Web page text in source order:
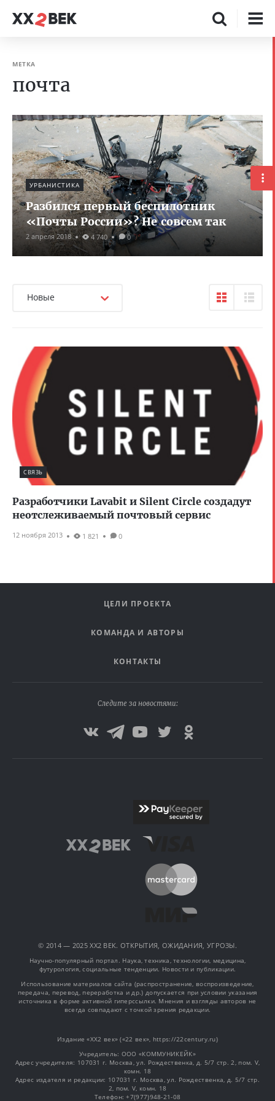
МЕТКА
почта
УРБАНИСТИКА
Разбился первый беспилотник
«Почты России»? Не совсем так
2 апреля 2018 4 740 0
Новые
СВЯЗЬ
Разработчики Lavabit и Silent Circle создадут
неотслеживаемый почтовый сервис
12 ноября 2013 1 821 0
ЦЕЛИ ПРОЕКТА
КОМАНДА И АВТОРЫ
КОНТАКТЫ
Следите за новостями:
© 2014 — 2025 XX2 ВЕК. ОТКРЫТИЯ, ОЖИДАНИЯ, УГРОЗЫ.
Научно-популярный портал. Наука, техника, технологии, медицина,
футурология, социальные тенденции. Новости и публикации.
Использование материалов сайта (распространение, воспроизведение,
передача, перевод, переработка и др.) допускается при условии указания
источника в форме активной гиперссылки. Мнения и взгляды авторов не
всегда совпадают с точкой зрения редакции.
Издание «XX2 век» («22 век», https://22century.ru)
Учредитель: OOO «КОММУНИКЕЙК»
Адрес учредителя: 107031 г. Москва, ул. Рождественка, д. 5/7 стр. 2, пом. V,
комн. 18
Адрес издателя и редакции: 107031 г. Москва, ул. Рождественка, д. 5/7 стр.
2, пом. V, комн. 18
Телефон: +7(977)948-21-08